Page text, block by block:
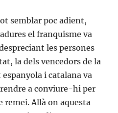
semblar poc adient,
el franquisme va
les persones
la dels vencedors de la
i catalana va
a conviure-hi per
remei. Allà on aquesta